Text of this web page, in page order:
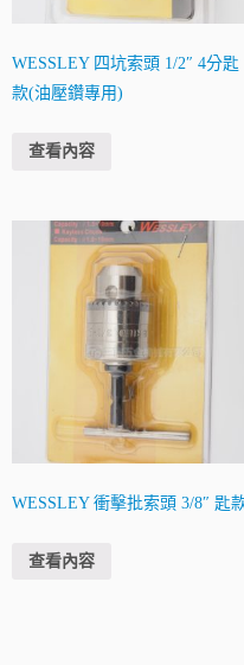
WESSLEY 四坑索頭 1/2″ 4分匙
款(油壓鑽專用)
查看內容
WESSLEY 衝擊批索頭 3/8″ 匙
查看內容